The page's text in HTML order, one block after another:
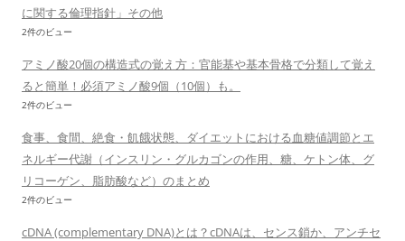
に関する倫理指針」その他
2件のビュー
アミノ酸20個の構造式の覚え方：官能基や基本骨格で分類して覚え
ると簡単！必須アミノ酸9個（10個）も。
2件のビュー
食事、食間、絶食・飢餓状態、ダイエットにおける血糖値調節とエ
ネルギー代謝（インスリン・グルカゴンの作用、糖、ケトン体、グ
リコーゲン、脂肪酸など）のまとめ
2件のビュー
cDNA (complementary DNA)とは？cDNAは、センス鎖か、アンチセ